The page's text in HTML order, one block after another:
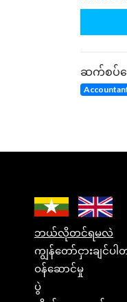
ဆက်စပ်သ
ဘယ်လိုတင်ရမလဲ
ကျွန်တော်ငှားချင်ပ
ဝန်ဆောင်မှု
ပွဲ